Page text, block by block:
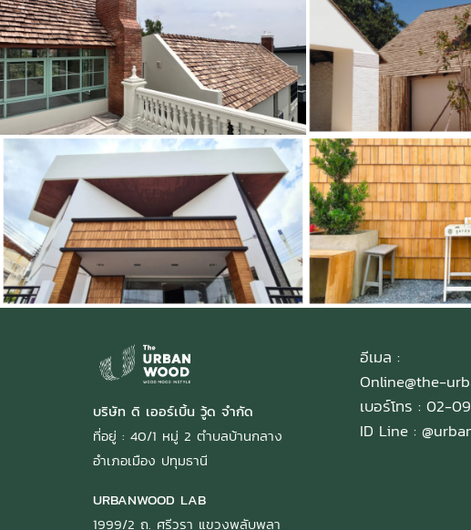
Roukh Kiri, Khaoyai
หลังคา , 1710 View หลังคา ,
Hyakhaw Cafe'
หลังคา , 1348 View
The Life Garden
หลังคา ,
บริษัท ดิ เออร์เบิ้น วู้ด จำกัด
ที่อยู่ : 40/1 หมู่ 2 ตำบลบ้านกลาง
อำเภอเมือง ปทุมธานี
URBANWOOD LAB
1999/2 ถ. ศรีวรา แขวงพลับพลา
อีเมล :
Online@the-
เบอร์โทร : 02-
ID Line :